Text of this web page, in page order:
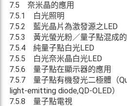
7.5 奈米晶的應用
7.5.1 白光照明
7.5.2 藍光晶片為激發源之LED
7.5.3 黃光螢光粉／量子點混成
7.5.4 純量子點白光LED
7.5.5 白光奈米晶白光LED
7.5.6 量子點在顯示器的應用
7.5.7 量子點有機發光二極體（
light-emitting diode,QD-OLED）
7.5.8 量子點電視